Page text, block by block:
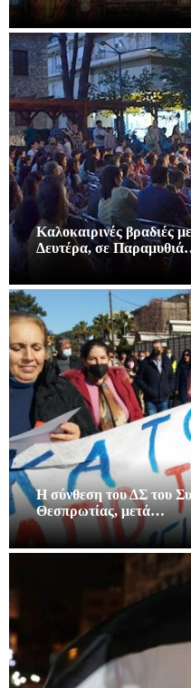
Καλοκαιρινές βραδιές
Δευτέρα, σε
Η σύνθεση του ΔΣ του
Θεσπρωτίας, μετά…